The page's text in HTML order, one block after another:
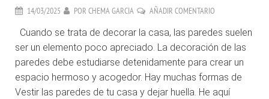
14/03/2025 POR CHEMA GARCIA AÑADIR COMENTARIO
Cuando se trata de decorar la casa, las paredes suelen
ser un elemento poco apreciado. La decoración de las
paredes debe estudiarse detenidamente para crear un
espacio hermoso y acogedor. Hay muchas formas de
Vestir las paredes de tu casa y dejar huella. He aquí